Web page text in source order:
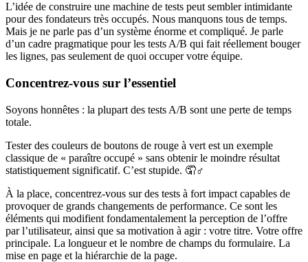
L’idée de construire une machine de tests peut sembler intimidante
pour des fondateurs très occupés. Nous manquons tous de temps.
Mais je ne parle pas d’un système énorme et compliqué. Je parle
d’un cadre pragmatique pour les tests A/B qui fait réellement bouger
les lignes, pas seulement de quoi occuper votre équipe.
Concentrez-vous sur l’essentiel
Soyons honnêtes : la plupart des tests A/B sont une perte de temps
totale.
Tester des couleurs de boutons de rouge à vert est un exemple
classique de « paraître occupé » sans obtenir le moindre résultat
statistiquement significatif. C’est stupide. 🤦♂️
À la place, concentrez-vous sur des tests à fort impact capables de
provoquer de grands changements de performance. Ce sont les
éléments qui modifient fondamentalement la perception de l’offre
par l’utilisateur, ainsi que sa motivation à agir : votre titre. Votre offre
principale. La longueur et le nombre de champs du formulaire. La
mise en page et la hiérarchie de la page.